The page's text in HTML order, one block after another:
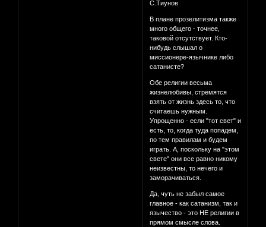
С.Тиунов
В плане прозелитизма также
много общего - точнее,
таковой отсутствует. Кто-
нибудь слышал о
миссионере-язычнике либо
сатанисте?
Обе религии весьма
жизнелюбивы, стремятся
взять от жизнь здесь то, что
считаешь нужным.
Упрощенно - если "тот свет" и
есть, то, когда туда попадем,
по тем правилам и будем
играть. А, поскольку на "этом
свете" они все равно никому
неизвестны, то нечего и
заморачиваться.
Да, чуть не забыл самое
главное - как сатанизм, так и
язычество - это НЕ религии в
прямом смысле слова.